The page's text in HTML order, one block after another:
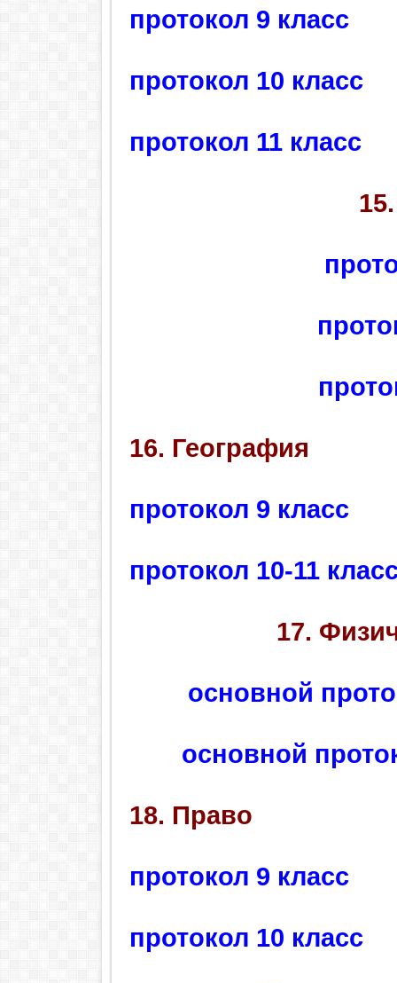
протокол 9 класс
протокол 10 класс
протокол 11 класс
16. География
протокол 9 класс
протокол 10-11
17.
основной
основной
18. Право
протокол 9 класс
протокол 10 класс